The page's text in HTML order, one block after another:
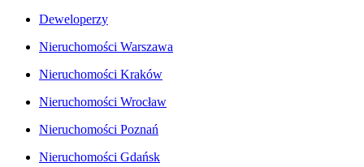
Deweloperzy
Nieruchomości Warszawa
Nieruchomości Kraków
Nieruchomości Wrocław
Nieruchomości Poznań
Nieruchomości Gdańsk